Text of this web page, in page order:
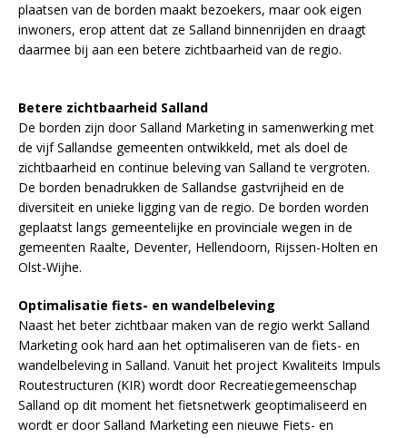
plaatsen van de borden maakt bezoekers, maar ook eigen
inwoners, erop attent dat ze Salland binnenrijden en draagt
daarmee bij aan een betere zichtbaarheid van de regio.
Betere zichtbaarheid Salland
De borden zijn door Salland Marketing in samenwerking met
de vijf Sallandse gemeenten ontwikkeld, met als doel de
zichtbaarheid en continue beleving van Salland te vergroten.
De borden benadrukken de Sallandse gastvrijheid en de
diversiteit en unieke ligging van de regio. De borden worden
geplaatst langs gemeentelijke en provinciale wegen in de
gemeenten Raalte, Deventer, Hellendoorn, Rijssen-Holten en
Olst-Wijhe.
Optimalisatie fiets- en wandelbeleving
Naast het beter zichtbaar maken van de regio werkt Salland
Marketing ook hard aan het optimaliseren van de fiets- en
wandelbeleving in Salland. Vanuit het project Kwaliteits Impuls
Routestructuren (KIR) wordt door Recreatiegemeenschap
Salland op dit moment het fietsnetwerk geoptimaliseerd en
wordt er door Salland Marketing een nieuwe Fiets- en